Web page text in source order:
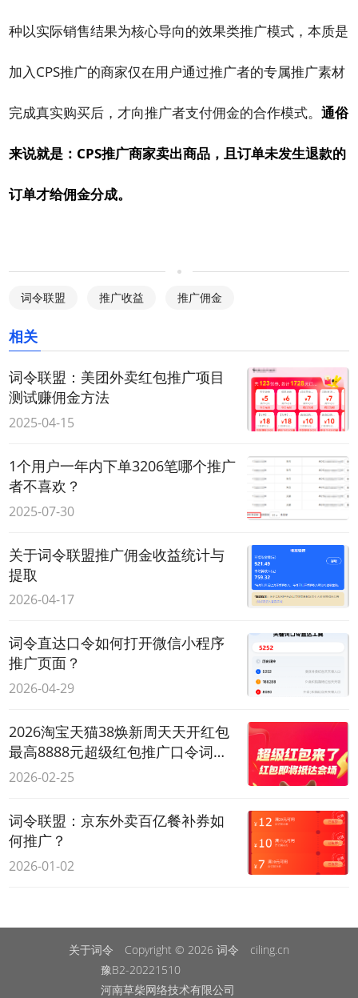
种以实际销售结果为核心导向的效果类推广模式，本质是
加入CPS推广的商家仅在用户通过推广者的专属推广素材
完成真实购买后，才向推广者支付佣金的合作模式。通俗
来说就是：CPS推广商家卖出商品，且订单未发生退款的
订单才给佣金分成。
词令联盟 推广收益 推广佣金
相关
词令联盟：美团外卖红包推广项目
测试赚佣金方法
2025-04-15
1个用户一年内下单3206笔哪个推广
者不喜欢？
2025-07-30
关于词令联盟推广佣金收益统计与
提取
2026-04-17
词令直达口令如何打开微信小程序
推广页面？
2026-04-29
2026淘宝天猫38焕新周天天开红包
最高8888元超级红包推广口令词令
联盟如何生成？
2026-02-25
词令联盟：京东外卖百亿餐补券如
何推广？
2026-01-02
关于词令 Copyright © 2026 词令
ciling.cn
豫B2-20221510
河南草柴网络技术有限公司